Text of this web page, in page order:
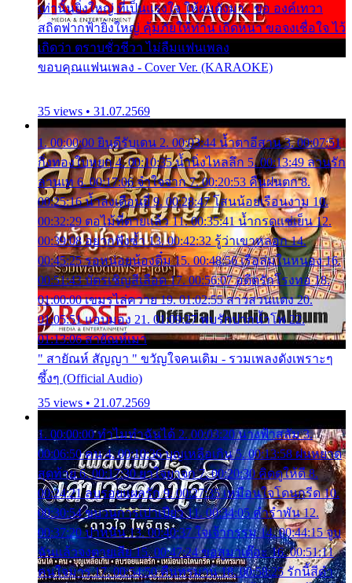
เท่านั้นยิ่งใหญ่ ที่เป็นแรงใจ ให้ผมดังมา.. ขอ องค์เทวา
สถิตฟากฟ้ายิ่งใหญ่ คุ้มภัยให้ท่าน เถิดหนา ขอจงเชื่อใจ ไว้
เถิดว่า ตราบชั่วชีวา ไม่ลืมแฟนเพลง
ขอบคุณแฟนเพลง - Cover Ver. (KARAOKE)
35 views • 31.07.2569
1. 00:00:00 ยินดีรับเดน 2. 00:03:44 น้ำตาอีสาน 3. 00:07:51
กิ่งทองใบหยก 4. 00:10:35 น้ำนิ่งไหลลึก 5. 00:13:49 ลานรัก
ลานเท 6. 00:17:06 จำใจจาก 7. 00:20:53 คืนฝนตก 8.
00:25:16 น้ำลงเดือนยี่ 9. 00:28:47 โสนน้อยเรือนงาม 10.
00:32:29 ตอไม้ที่ตายแล้ว 11. 00:35:41 น้ำกรดแช่เย็น 12.
00:39:08 อยากฟังซ้ำ 13. 00:42:32 รู้ว่าเขาหลอก 14.
00:45:25 รอหน่อยน้องติ๋ม 15. 00:48:56 เรือล่มในหนอง 16.
00:51:43 บัตรเชิญสีเลือด 17. 00:56:07 อดีตรักโรงทอ 18.
01:00:00 เขมรไล่ควาย 19. 01:02:55 สาวสวนแตง 20.
01:05:51 แอบมอง 21. 01:09:27 พบรักปากน้ำโพ 22.
01:13:06 สายัณห์เมา
" สายัณห์ สัญญา " ขวัญใจคนเดิม - รวมเพลงดังเพราะๆ
ซึ้งๆ (Official Audio)
35 views • 21.07.2569
1. 00:00:00 ทำไมทำฉันได้ 2. 00:03:20 นางฟ้าสลัม 3.
00:06:50 คน 4. 00:10:36 บุญเหลือเกิน 5. 00:13:58 ฝนหยาด
สุดท้าย 6. 00:17:30 ยาใจยาจก 7. 00:20:30 คิดดูให้ดี 8.
00:24:21 ลบรอยแผลรัก 9. 00:27:35 เหมือนใจโดนกรีด 10.
00:30:54 ขบวนการเปาเปียว 11. 00:34:05 คำรำพัน 12.
00:37:20 ปาหนัน 13. 00:40:37 ใจเจ้ากรรม 14. 00:44:15 จูบ
ฉันแล้วจงตายเสีย 15. 00:47:24 ขอสูมาเต๊อะ 16. 00:51:11
คนใจมาร 17. 00:54:50 คืนทรมาน 18. 00:58:25 รักนี้สีดำ